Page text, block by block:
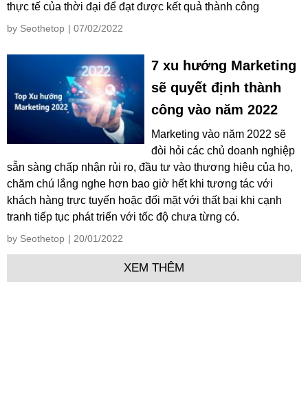
thực tế của thời đại để đạt được kết quả thành công
by Seothetop | 07/02/2022
7 xu hướng Marketing
sẽ quyết định thành
công vào năm 2022
Marketing vào năm 2022 sẽ
đòi hỏi các chủ doanh nghiệp
sẵn sàng chấp nhận rủi ro, đầu tư vào thương hiệu của họ,
chăm chú lắng nghe hơn bao giờ hết khi tương tác với
khách hàng trực tuyến hoặc đối mặt với thất bại khi cạnh
tranh tiếp tục phát triển với tốc độ chưa từng có.
by Seothetop | 20/01/2022
XEM THÊM